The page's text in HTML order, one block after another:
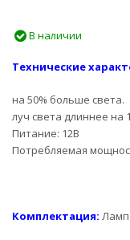
В наличии
Технические
на 50% больше света.
луч света длиннее на
Питание: 12В
Потребляемая
Комплектация: